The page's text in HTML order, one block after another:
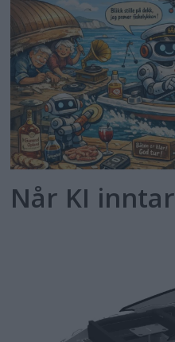
Når KI